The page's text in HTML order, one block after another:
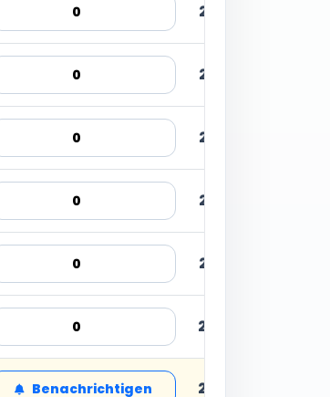
22,97 € inkl.
22,97 € inkl.
22,97 € inkl.
22,97 € inkl.
22,97 € inkl.
24,32 € inkl.
Benachrichtigen 24,32 € inkl.